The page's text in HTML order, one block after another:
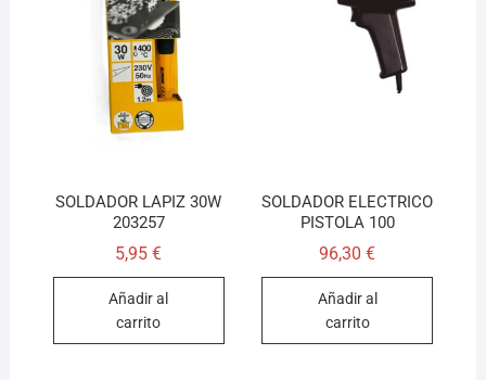
SOLDADOR LAPIZ 30W
203257
5,95€
Añadir al
carrito
SOLDADOR ELECTRICO
PISTOLA 100
96,30€
Añadir al
carrito